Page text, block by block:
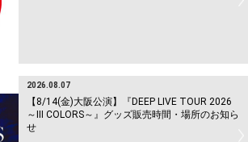
2026.08.07
【8/14(金)大阪公演】『DEEP LIVE TOUR 2026
～Ⅲ COLORS～』グッズ販売時間・場所のお知ら
せ